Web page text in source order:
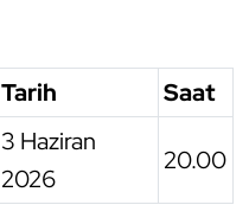
Tarih
Saat
3 Haziran
2026
20.00